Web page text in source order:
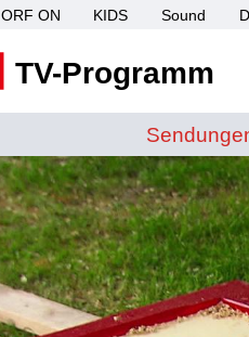
ORF ON KIDS Sound
TV-Programm